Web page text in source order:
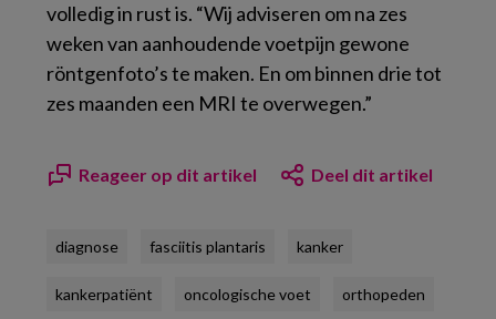
volledig in rust is. “Wij adviseren om na zes
weken van aanhoudende voetpijn gewone
röntgenfoto’s te maken. En om binnen drie tot
zes maanden een MRI te overwegen.”
Reageer op dit artikel Deel dit artikel
diagnose fasciitis plantaris kanker
kankerpatiënt oncologische voet orthopeden